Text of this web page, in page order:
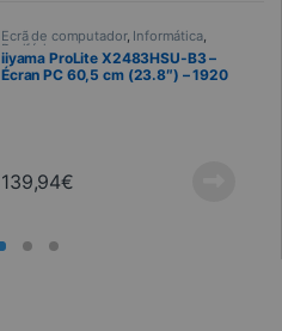
Ecrã de computador, Informática,
Periféricos
iiyama ProLite X2483HSU-B3 –
Écran PC 60,5 cm (23.8″) – 1920
139,94€